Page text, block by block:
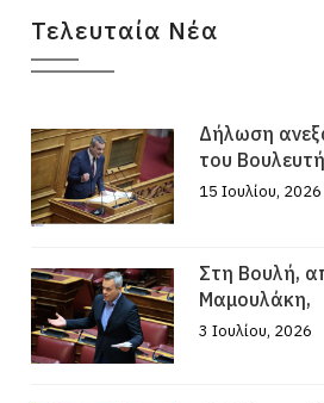
Τελευταία Νέα
Δήλωση
του
15 Ιουλίου, 2026
Στη Βουλή,
Μαμουλάκη,
3 Ιουλίου, 2026